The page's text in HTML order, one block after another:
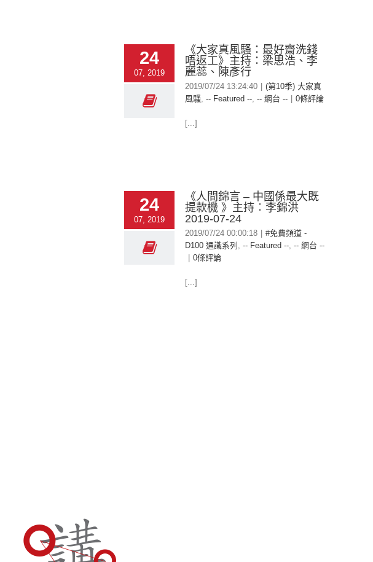
24
07, 2019
《大家真風騷：最好齋洗錢
唔返工》主持：梁思浩、李
麗蕊、陳彥行
2019/07/24 13:24:40
(第10季) 大家真
風騷, -- Featured --, -- 網台 -- 0條評論
[...]
24
07, 2019
《人間錦言 – 中國係最大既
提款機 》主持︰李錦洪
2019-07-24
2019/07/24 00:00:18
#免費頻道 -
D100 通識系列 , -- Featured --, -- 網台 --
0條評論
[...]